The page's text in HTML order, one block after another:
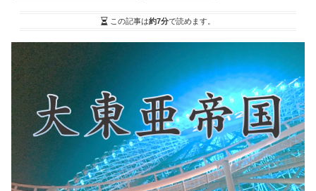
この記事は約7分で読めます。